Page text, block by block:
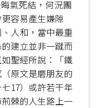
氣死結，何況團
容易產生嫌隙
人和，當中最重
建立並非一蹴而
聖經所說：「鐵
原文是磨朋友的
17）或許若干年
棘的人生路上一